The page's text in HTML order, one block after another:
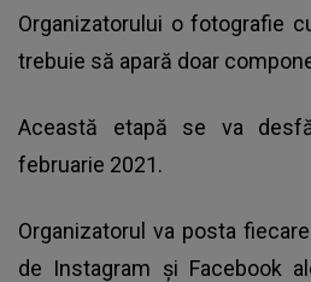
Organizatorului o fotografie
trebuie să apară doar
Această etapă se va
februarie 2021.
Organizatorul va posta
de Instagram și Facebook